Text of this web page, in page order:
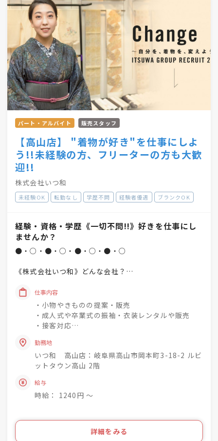
●・○・●・○・●・○・●・〇
パート・アルバイト 販売スタッフ
【高山店】 "着物が好き"を仕事にしよ
う!!未経験の方、フリーターの方も大歓
迎!!
株式会社いつ和
未経験OK 転勤なし 学歴不問 経験者優遇 ブランクOK
経験・資格・学歴《一切不問!!》好きを仕事にし
ませんか？
●・○・●・○・●・○・●・○
《株式会社いつ和》どんな会社？
「一人でも多く、一度でも多く、
着物着姿を増やしていく」
という理念を掲げています♪
興味関心を深めながら
成長できる社風◎
「いつ和」29店舗
「いつ和・ふるーれ」4店舗
「成人式サロンKiRARA（振袖専門）」 4店舗
「きものの相談窓口MATSUYA」1店舗
仕事内容
・小物やきものの提案・販売
・成人式や卒業式の振袖・衣装レンタルや販売
・接客対応
・おでかけ会 / 着付け教室 / お手入れ相談会のご
案内
お客様のそんな疑問や不安を解消して差し上げて
きものをより身近に、気軽に、そして楽しんで頂
ライフスタイルの多様化を実現するのが私たちの
勤務地
いつ和 高山店：岐阜県高山市岡本町3-18-2 ルビ
ットタウン高山 2階
給与
時給： 1240円 〜
詳細をみる